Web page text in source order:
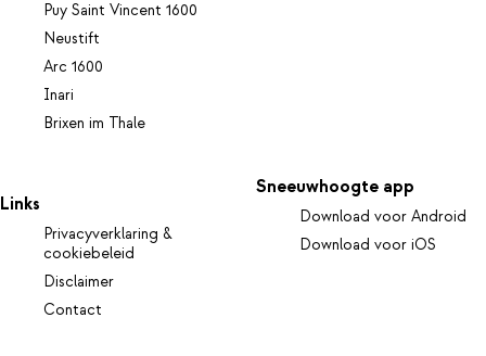
Puy Saint Vincent 1600
Neustift
Arc 1600
Inari
Brixen im Thale
Links
Privacyverklaring &
cookiebeleid
Disclaimer
Contact
Sneeuwhoogte app
Download voor Android
Download voor iOS